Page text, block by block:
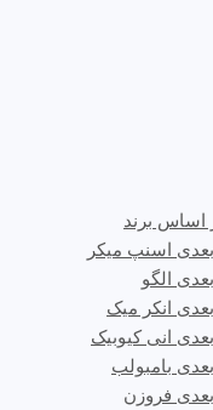
اساس برند
اسنپ میکر
الگو
انکر میک
انی کیوبیک
بامبولب
فروزن